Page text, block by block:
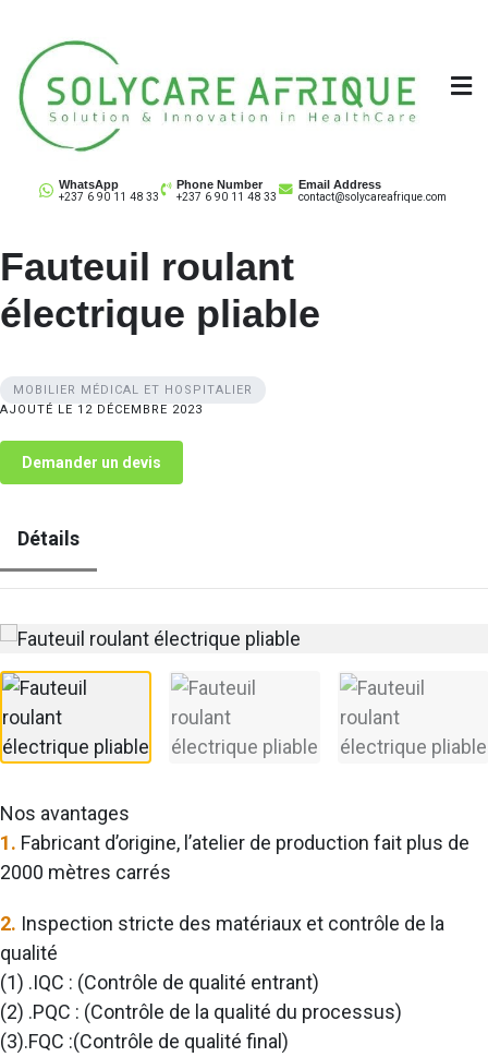
content
Solycare Afrique
Matériel & équipement médical au Cameroun
WhatsApp
+237 6 90 11 48 33
Phone Number
+237 6 90 11 48 33
Email Address
contact@solycareafrique.com
Fauteuil roulant
électrique pliable
MOBILIER MÉDICAL ET HOSPITALIER
AJOUTÉ LE 12 DÉCEMBRE 2023
Demander un devis
Détails
Nos avantages
1. Fabricant d’origine, l’atelier de production fait plus de
2000 mètres carrés
2. Inspection stricte des matériaux et contrôle de la
qualité
(1) .IQC : (Contrôle de qualité entrant)
(2) .PQC : (Contrôle de la qualité du processus)
(3).FQC :(Contrôle de qualité final)